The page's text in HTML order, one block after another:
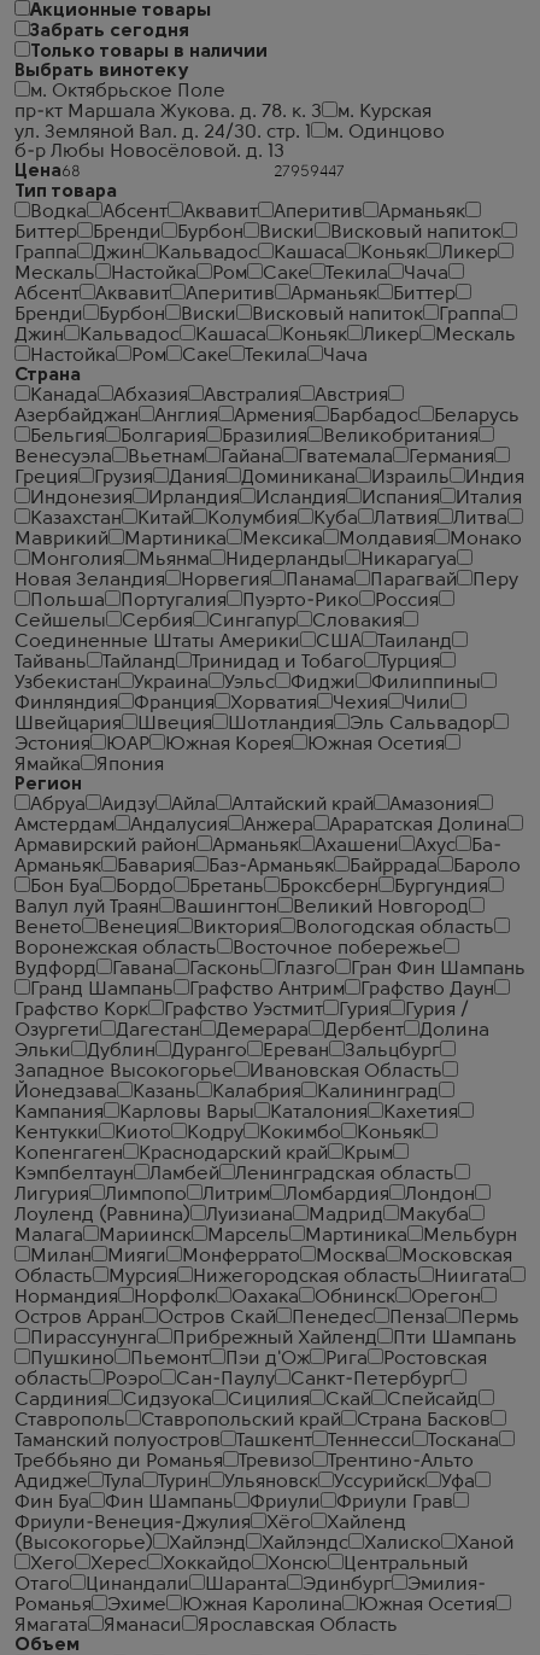
Акционные товары
Забрать сегодня
Только товары в наличии
Выбрать винотеку
м. Октябрьское Поле
пр-кт Маршала Жукова. д. 78. к. 3
м. Курская
ул. Земляной Вал. д. 24/30. стр. 1
м. Одинцово
б-р Любы Новосёловой. д. 13
Цена
Тип товара
Водка
Абсент Аквавит Аперитив
Арманьяк
Биттер
Бренди Бурбон Виски
Висковый напиток
Граппа
Джин Кальвадос Кашаса Коньяк
Ликер
Мескаль
Настойка Ром Саке Текила
Чача
Абсент
Аквавит Аперитив Арманьяк
Биттер
Бренди
Бурбон Виски Висковый напиток
Граппа
Джин
Кальвадос Кашаса Коньяк Ликер
Мескаль
Настойка
Ром Саке Текила
Чача
Страна
Канада
Абхазия Австралия
Австрия
Азербайджан
Англия Армения Барбадос
Беларусь
Бельгия
Болгария Бразилия
Великобритания
Венесуэла
Вьетнам Гайана Гватемала
Германия
Греция
Грузия Дания Доминикана Израиль
Индия
Индонезия
Ирландия Исландия Испания
Италия
Казахстан
Китай Колумбия Куба Латвия
Литва
Маврикий
Мартиника Мексика Молдавия
Монако
Монголия
Мьянма Нидерланды
Никарагуа
Новая Зеландия
Норвегия Панама Парагвай
Перу
Польша
Португалия Пуэрто-Рико
Россия
Сейшелы
Сербия Сингапур
Словакия
Соединенные Штаты Америки
США
Таиланд
Тайвань
Тайланд Тринидад и Тобаго
Турция
Узбекистан
Украина Уэльс Фиджи
Филиппины
Финляндия
Франция Хорватия Чехия
Чили
Швейцария
Швеция Шотландия
Эль Сальвадор
Эстония
ЮАР Южная Корея
Южная Осетия
Ямайка
Япония
Регион
Абруа
Аидзу Айла Алтайский край
Амазония
Амстердам
Андалусия Анжера
Араратская Долина
Армавирский район
Арманьяк Ахашени Ахус
Ба-
Арманьяк
Бавария Баз-Арманьяк Байррада
Бароло
Бон Буа
Бордо Бретань Броксберн
Бургундия
Валул луй Траян
Вашингтон
Великий Новгород
Венето
Венеция Виктория
Вологодская область
Воронежская область
Восточное побережье
Вудфорд
Гавана Гасконь Глазго
Гран Фин Шампань
Гранд Шампань
Графство Антрим
Графство Даун
Графство Корк
Графство Уэстмит Гурия
Гурия /
Озургети
Дагестан Демерара Дербент
Долина
Эльки
Дублин Дуранго Ереван
Зальцбург
Западное Высокогорье
Ивановская Область
Йонедзава
Казань Калабрия
Калининград
Кампания
Карловы Вары Каталония
Кахетия
Кентукки
Киото Кодру Кокимбо
Коньяк
Копенгаген
Краснодарский край
Крым
Кэмпбелтаун
Ламбей
Ленинградская область
Лигурия
Лимпопо Литрим Ломбардия
Лондон
Лоуленд (Равнина)
Луизиана Мадрид
Макуба
Малага
Мариинск Марсель Мартиника
Мельбурн
Милан
Мияги Монферрато Москва
Московская
Область
Мурсия Нижегородская область
Ниигата
Нормандия
Норфолк Оахака Обнинск
Орегон
Остров Арран
Остров Скай Пенедес Пенза
Пермь
Пирассунунга
Прибрежный Хайленд
Пти Шампань
Пушкино
Пьемонт Пэи д'Ож Рига
Ростовская
область
Роэро Сан-Паулу
Санкт-Петербург
Сардиния
Сидзуока Сицилия Скай
Спейсайд
Ставрополь
Ставропольский край
Страна Басков
Таманский полуостров
Ташкент Теннесси
Тоскана
Треббьяно ди Романья
Тревизо
Трентино-Альто
Адидже
Тула Турин Ульяновск Уссурийск
Уфа
Фин Буа
Фин Шампань Фриули
Фриули Грав
Фриули-Венеция-Джулия
Хёго
Хайленд
(Высокогорье)
Хайлэнд Хайлэндс Халиско
Ханой
Хего
Херес Хоккайдо Хонсю
Центральный
Отаго
Цинандали Шаранта Эдинбург
Эмилия-
Романья
Эхиме Южная Каролина
Южная Осетия
Ямагата
Яманаси
Ярославская Область
Объем